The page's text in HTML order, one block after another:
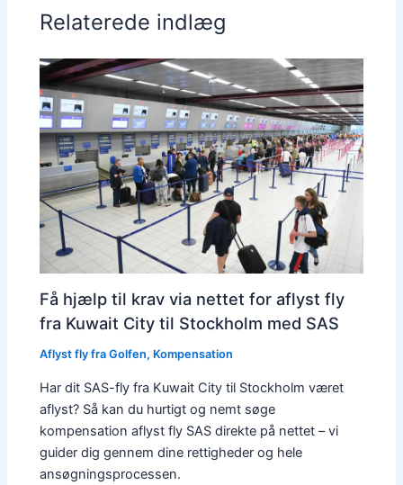
Relaterede indlæg
Få hjælp til krav via nettet for aflyst fly
fra Kuwait City til Stockholm med SAS
Aflyst fly fra Golfen, Kompensation
Har dit SAS-fly fra Kuwait City til Stockholm været
aflyst? Så kan du hurtigt og nemt søge
kompensation aflyst fly SAS direkte på nettet – vi
guider dig gennem dine rettigheder og hele
ansøgningsprocessen.